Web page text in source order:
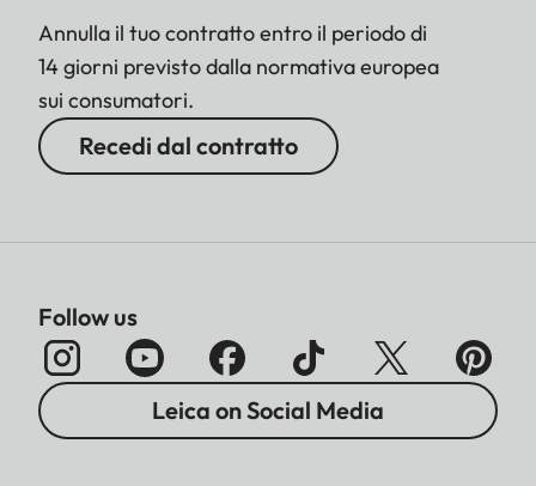
Annulla il tuo contratto entro il periodo di
14 giorni previsto dalla normativa europea
sui consumatori.
Recedi dal contratto
Follow us
Leica on Social Media